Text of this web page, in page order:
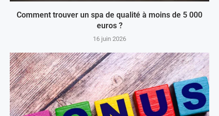
Comment trouver un spa de qualité à moins de 5 000
euros ?
16 juin 2026